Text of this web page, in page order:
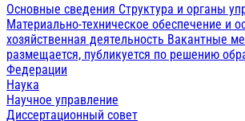
Основные сведения Структура и органы
Материально-техническое обеспечение и
хозяйственная деятельность Вакантные
размещается, публикуется по решению
Федерации
Наука
Научное управление
Диссертационный совет